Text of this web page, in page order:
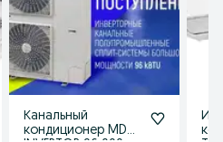
Канальный
кондиционер MDV